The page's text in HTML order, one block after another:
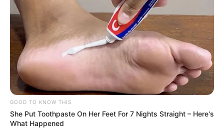
GOOD TO KNOW THIS
She Put Toothpaste On Her Feet For 7 Nights Straight – Here's
What Happened